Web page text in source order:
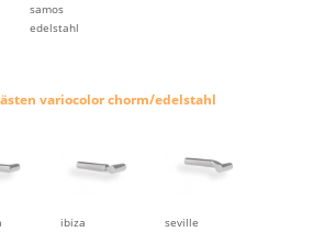
samos
edelstahl
variocolor chorm/edelstahl
ibiza
seville